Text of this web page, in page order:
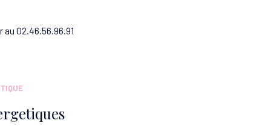
02.46.56.96.91